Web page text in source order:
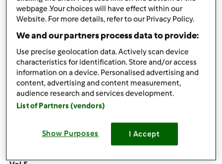
Góra strony
Zalogujlub zarejestruj sięaby dodawać
komentarze
monika6500 Dołączył : 10.03.2013
webpage .Your choices will have effect within our
Website. For more details, refer to our Privacy Policy.
We and our partners process data to provide:
Use precise geolocation data. Actively scan device
characteristics for identification. Store and/or access
information on a device. Personalised advertising and
content, advertising and content measurement,
audience research and services development.
List of Partners (vendors)
Show Purposes I Accept